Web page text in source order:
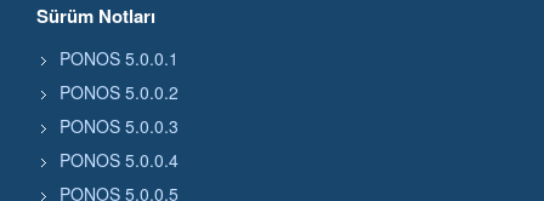
Sürüm Notları
PONOS 5.0.0.1
PONOS 5.0.0.2
PONOS 5.0.0.3
PONOS 5.0.0.4
PONOS 5.0.0.5